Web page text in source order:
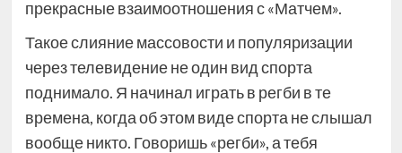
прекрасные взаимоотношения с «Матчем».
Такое слияние массовости и популяризации
через телевидение не один вид спорта
поднимало. Я начинал играть в регби в те
времена, когда об этом виде спорта не слышал
вообще никто. Говоришь «регби», а тебя